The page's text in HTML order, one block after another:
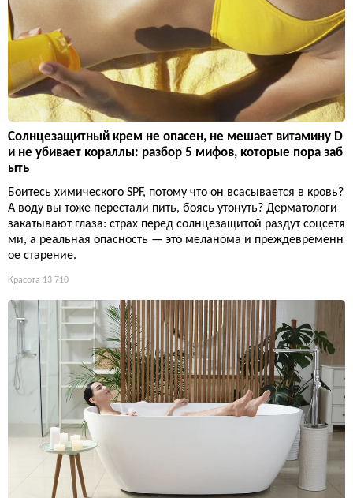
Солнцезащитный крем не опасен, не мешает витамину D
и не убивает кораллы: разбор 5 мифов, которые пора заб
ыть
Боитесь химического SPF, потому что он всасывается в кровь?
А воду вы тоже перестали пить, боясь утонуть? Дерматологи
закатывают глаза: страх перед солнцезащитой раздут соцсетя
ми, а реальная опасность — это меланома и преждевременн
ое старение.
Красота 13 710